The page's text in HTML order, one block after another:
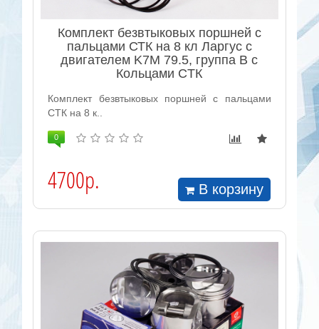
Комплект безвтыковых поршней с
пальцами СТК на 8 кл Ларгус с
двигателем K7M 79.5, группа B с
Кольцами CТК
Комплект безвтыковых поршней с пальцами
СТК на 8 к..
0
4700р. В корзину